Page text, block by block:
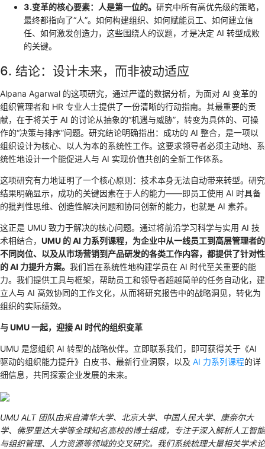
3.变革的核心要素：人是第一位的。 研究中所有高优先级的策略，
最终都指向了“人”。如何构建组织、如何赋能员工、如何建立信
任、如何激发创造力，这些围绕人的议题，才是决定 AI 转型成败
的关键。
6. 结论：设计未来，而非被动适应
Alpana Agarwal 的这项研究，通过严谨的数据分析，为面对 AI 变革的
组织管理者和 HR 专业人士提供了一份清晰的行动指南。其最重要的贡
献，在于将关于 AI 的讨论从抽象的“机遇与威胁”，转变为具体的、可操
作的“决策与排序”问题。研究结论明确指出：成功的 AI 整合，是一项以
组织设计为核心、以人为本的系统性工作。这要求领导者必须主动地、系
统性地设计一个能促进人与 AI 实现价值共创的全新工作体系。
这项研究有力地证明了一个核心原则：技术本身无法自动带来转型。研究
结果明确显示，成功的关键因素在于人的能力——即员工使用 AI 时具备
的批判性思维、创造性解决问题和协同创新的能力，也就是 AI 素养。
这正是 UMU 致力于解决的核心问题。通过将前沿学习科学与实用 AI 技
术相结合， UMU 的 AI 力系列课程，为企业中从一线员工到高层管理者的
不同岗位、以及从市场营销到产品研发的各类工作内容，都提供了针对性
的 AI 力提升方案。 我们旨在系统性地构建学员在 AI 时代至关重要的能
力。我们提供工具与框架，帮助员工和领导者超越简单的任务自动化，建
立人与 AI 高效协同的工作文化，从而将研究报告中的战略洞见，转化为
组织的实际绩效。
与 UMU 一起，迎接 AI 时代的组织变革
UMU 是您组织 AI 转型的战略伙伴。立即联系我们，即可获得关于《AI
驱动的组织能力提升》白皮书、最新行业洞察，以及 AI 力系列课程的详
细信息，共同探索企业发展的未来。
UMU ALT 团队由来自清华大学、北京大学、中国人民大学、康奈尔大
学、佛罗里达大学等全球知名高校的博士组成，专注于深入解析人工智能
与组织管理、人力资源等领域的交叉研究。我们系统梳理大量相关学术论